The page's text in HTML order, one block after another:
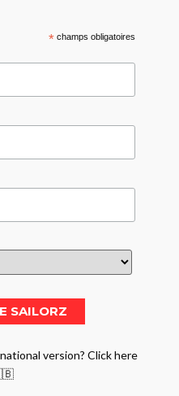
*champs obligatoires
version? Click here